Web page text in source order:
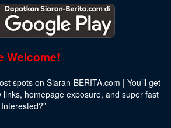
Welcome!
spots on Siaran-BERITA.com | You’ll get
homepage exposure, and super fast
Interested?”